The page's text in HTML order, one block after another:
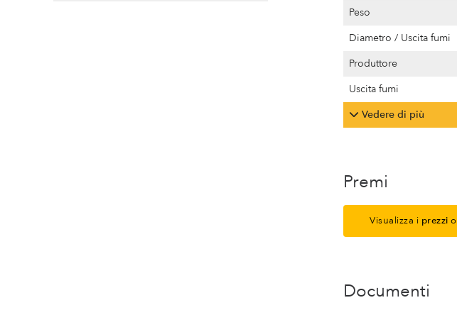
Peso
Diametro / Uscita fumi
Produttore
Uscita fumi
Vedere di più
Premi
Visualizza i prezzi o
Documenti